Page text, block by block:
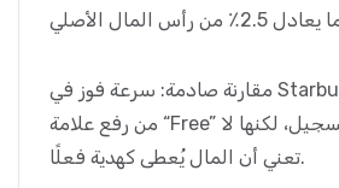
مقارنة صادمة: سرعة فوز في Starburst تكاد تكون أسرع
من رفع علامة “Free” على صفحة التسجيل، لكنها لا
تعني أن المال يُعطى كهدية فعلًا.